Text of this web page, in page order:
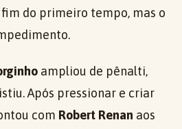
do primeiro tempo, mas o
ampliou de pênalti,
Após pressionar e criar
com Robert Renan aos